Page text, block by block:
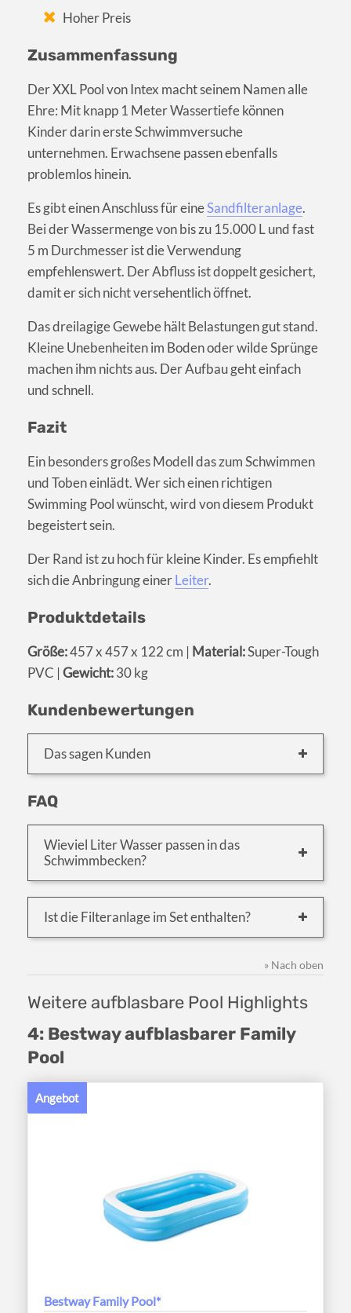
Hoher Preis
Zusammenfassung
Der XXL Pool von Intex macht seinem Namen alle
Ehre: Mit knapp 1 Meter Wassertiefe können
Kinder darin erste Schwimmversuche
unternehmen. Erwachsene passen ebenfalls
problemlos hinein.
Es gibt einen Anschluss für eineSandfilteranlage.
Bei der Wassermenge von bis zu 15.000 L und fast
5 m Durchmesser ist die Verwendung
empfehlenswert. Der Abfluss ist doppelt gesichert,
damit er sich nicht versehentlich öffnet.
Das dreilagige Gewebe hält Belastungen gut stand.
Kleine Unebenheiten im Boden oder wilde Sprünge
machen ihm nichts aus. Der Aufbau geht einfach
und schnell.
Fazit
Ein besonders großes Modell das zum Schwimmen
und Toben einlädt. Wer sich einen richtigen
Swimming Pool wünscht, wird von diesem Produkt
begeistert sein.
Der Rand ist zu hoch für kleine Kinder. Es empfiehlt
sich die Anbringung einerLeiter.
Produktdetails
Größe:457 x 457 x 122 cm | Material:Super-Tough
PVC | Gewicht:30 kg
Kundenbewertungen
Das sagen Kunden
FAQ
Wieviel Liter Wasser passen in das
Schwimmbecken?
Ist die Filteranlage im Set enthalten?
» Nach oben
Weitere aufblasbare Pool Highlights
4: Bestway aufblasbarer Family
Pool
Angebot
Bestway Family Pool*